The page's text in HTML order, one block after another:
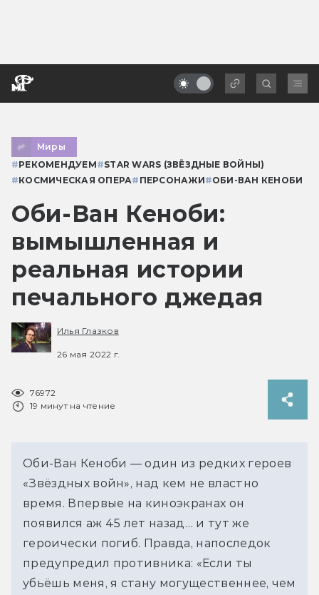
Миры
#РЕКОМЕНДУЕМ#STAR WARS (ЗВЁЗДНЫЕ ВОЙНЫ)
#КОСМИЧЕСКАЯ ОПЕРА# ПЕРСОНАЖИ#ОБИ-ВАН КЕНОБИ
Оби-Ван Кеноби:
вымышленная и
реальная истории
печального джедая
Илья Глазков
26 мая 2022 г.
76972
19 минут на чтение
Оби-Ван Кеноби — один из редких героев
«Звёздных войн», над кем не властно
время. Впервые на киноэкранах он
появился аж 45 лет назад… и тут же
героически погиб. Правда, напоследок
предупредил противника: «Если ты
убьёшь меня, я стану могущественнее, чем